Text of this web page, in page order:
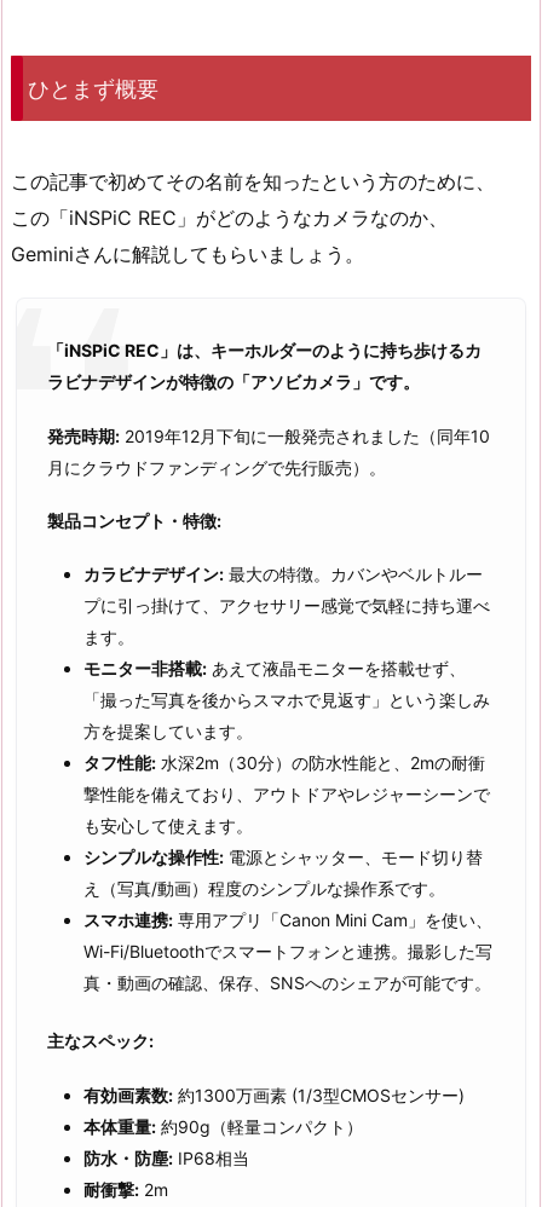
ひとまず概要
この記事で初めてその名前を知ったという方のために、
この「iNSPiC REC」がどのようなカメラなのか、
Geminiさんに解説してもらいましょう。
「iNSPiC REC」は、キーホルダーのように持ち歩けるカ
ラビナデザインが特徴の「アソビカメラ」です。
発売時期: 2019年12月下旬に一般発売されました（同年10
月にクラウドファンディングで先行販売）。
製品コンセプト・特徴:
カラビナデザイン: 最大の特徴。カバンやベルトルー
プに引っ掛けて、アクセサリー感覚で気軽に持ち運べ
ます。
モニター非搭載: あえて液晶モニターを搭載せず、
「撮った写真を後からスマホで見返す」という楽しみ
方を提案しています。
タフ性能: 水深2m（30分）の防水性能と、2mの耐衝
撃性能を備えており、アウトドアやレジャーシーンで
も安心して使えます。
シンプルな操作性: 電源とシャッター、モード切り替
え（写真/動画）程度のシンプルな操作系です。
スマホ連携: 専用アプリ「Canon Mini Cam」を使い、
Wi-Fi/Bluetoothでスマートフォンと連携。撮影した写
真・動画の確認、保存、SNSへのシェアが可能です。
主なスペック:
有効画素数: 約1300万画素 (1/3型CMOSセンサー)
本体重量: 約90g（軽量コンパクト）
防水・防塵: IP68相当
耐衝撃: 2m